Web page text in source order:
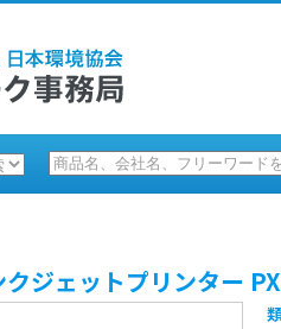
クジェットプリンター